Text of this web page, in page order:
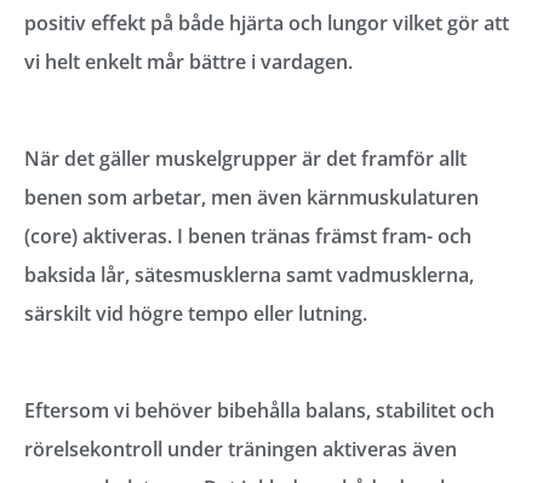
positiv effekt på både hjärta och lungor vilket gör att
vi helt enkelt mår bättre i vardagen.
När det gäller muskelgrupper är det framför allt
benen som arbetar, men även kärnmuskulaturen
(core) aktiveras. I benen tränas främst fram- och
baksida lår, sätesmusklerna samt vadmusklerna,
särskilt vid högre tempo eller lutning.
Eftersom vi behöver bibehålla balans, stabilitet och
rörelsekontroll under träningen aktiveras även